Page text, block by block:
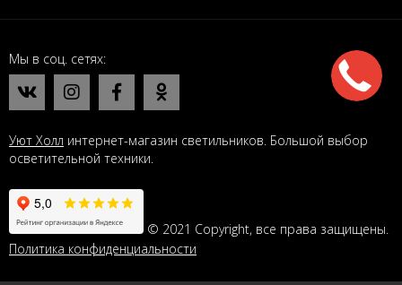
Мы в соц. сетях
Уют Холл интернет-магазин светильников. Большой выбор
осветительной техники.
© 2021 Copyright, все права защищены.
Политика конфиденциальности